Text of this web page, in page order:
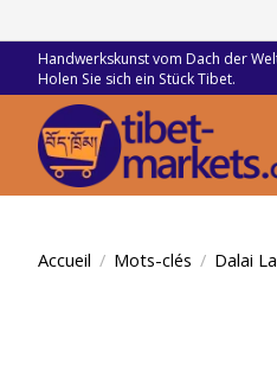
Handwerkskunst vom Dach der
Holen Sie sich ein Stück Tibet.
Accueil / Mots-clés / Dalai